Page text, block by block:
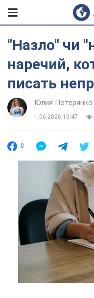
"Назло" чи
наречий,
писать
Юлия Потерянко
1.06.2026 10:47
0